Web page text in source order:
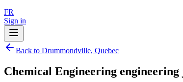
FR
Sign in
Back to Drummondville, Quebec
Chemical Engineering